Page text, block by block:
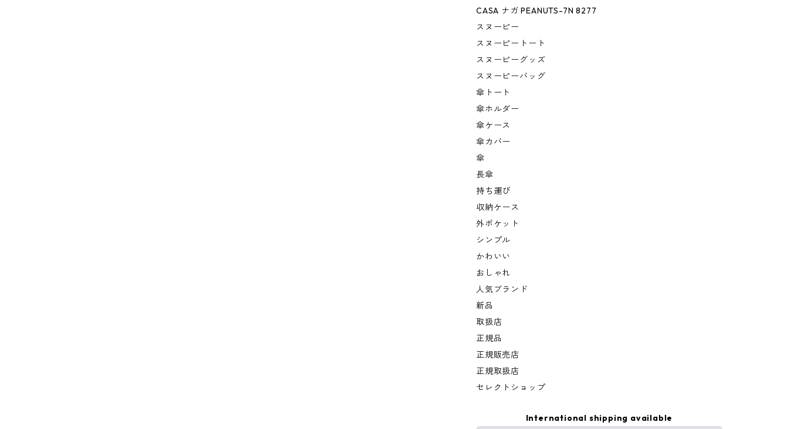
CASA ナガ PEANUTS-7N 8277
スヌーピー
スヌーピートート
スヌーピーグッズ
スヌーピーバッグ
傘トート
傘ホルダー
傘ケース
傘カバー
傘
長傘
持ち運び
収納ケース
外ポケット
シンプル
かわいい
おしゃれ
人気ブランド
新品
取扱店
正規品
正規販売店
正規取扱店
セレクトショップ
International shipping available